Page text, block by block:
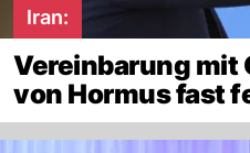
Iran:
Vereinbarung mit
von Hormus fast